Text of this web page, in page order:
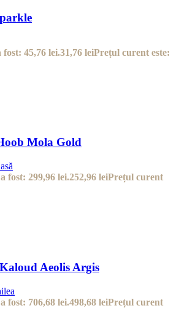
45,76 lei.31,76 leiPrețul curent este:
Mola Gold
fost: 299,96 lei.252,96 leiPrețul curent
Aeolis Argis
fost: 706,68 lei.498,68 leiPrețul curent